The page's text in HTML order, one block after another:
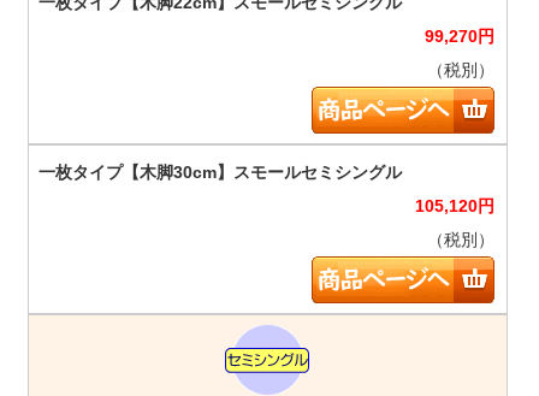
99,270円
（税別）
105,120円
（税別）